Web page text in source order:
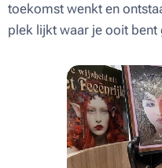
toekomst wenkt en
plek lijkt waar je ooit bent